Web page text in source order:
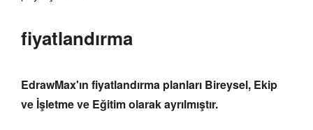
fiyatlandırma
EdrawMax'ın fiyatlandırma planları Bireysel, Ekip
ve İşletme ve Eğitim olarak ayrılmıştır.